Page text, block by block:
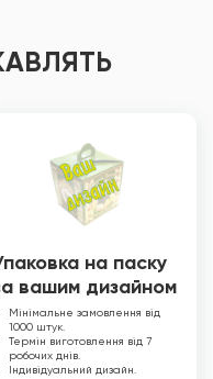
на паску
вашим дизайном
Мінімальне замовлення від
1000 штук.
Термін виготовлення від 7
робочих днів.
Індивідуальний дизайн.